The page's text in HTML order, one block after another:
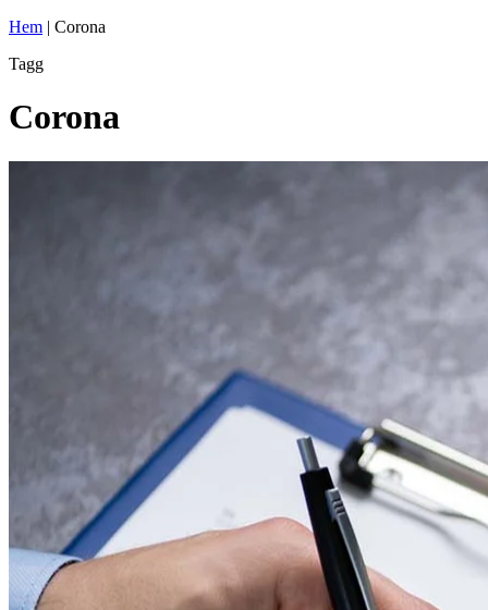
Hem | Corona
Tagg
Corona